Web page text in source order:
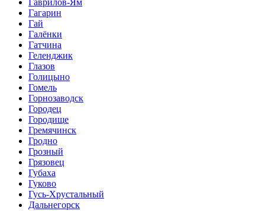
Гаврилов-Ям
Гагарин
Гай
Галёнки
Гатчина
Геленджик
Глазов
Голицыно
Гомель
Горнозаводск
Городец
Городище
Гремячинск
Гродно
Грозный
Грязовец
Губаха
Гуково
Гусь-Хрустальный
Дальнегорск